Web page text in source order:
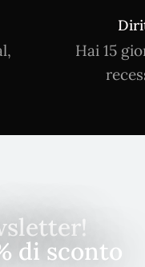
Hai 15
di sconto